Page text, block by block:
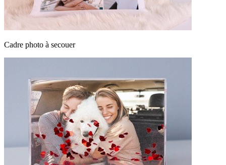
Cadre photo à secouer